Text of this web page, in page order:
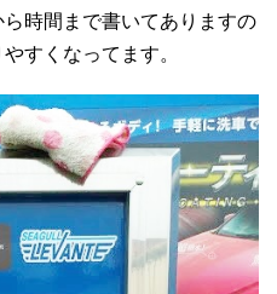
時間まで書いてありますの
すくなってます。